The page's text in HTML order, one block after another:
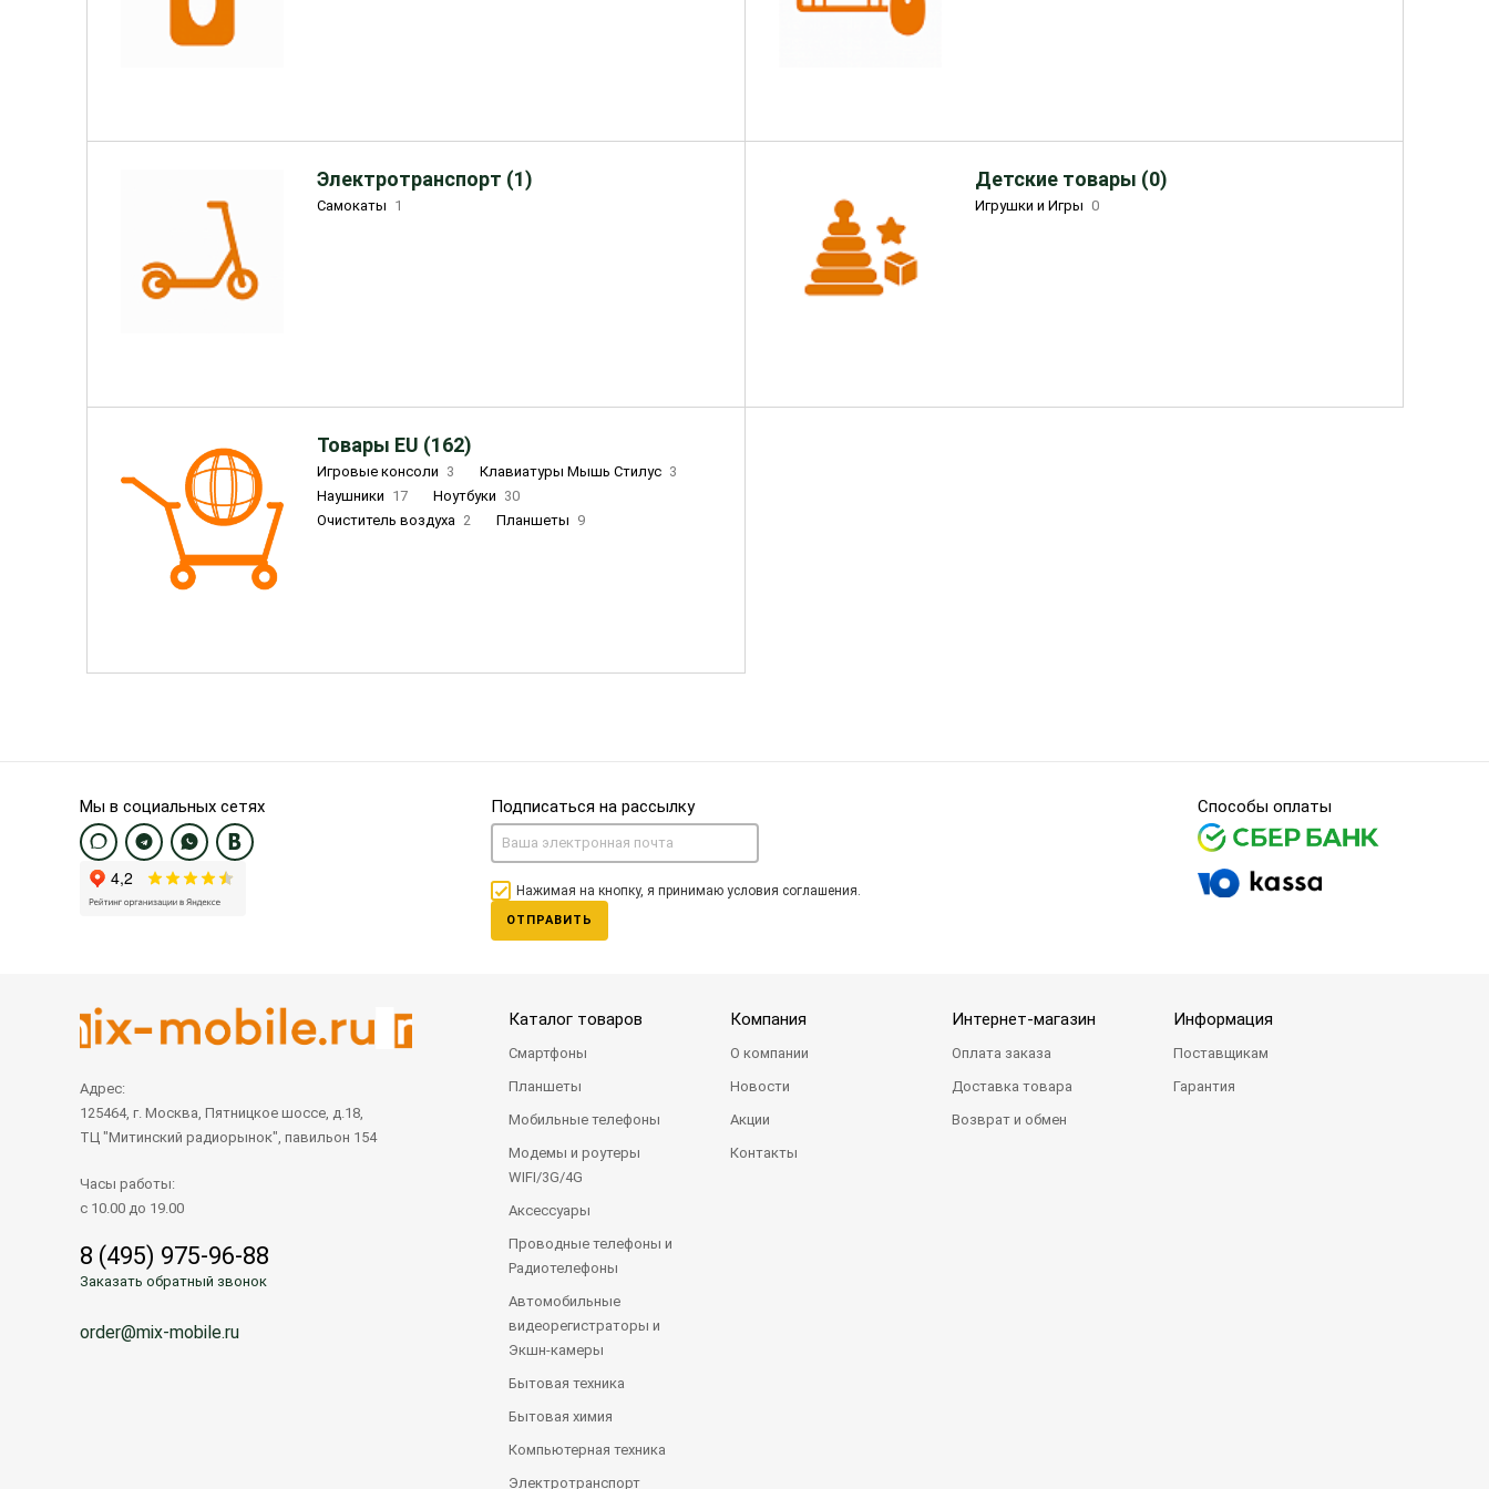
Электротранспорт (1)
Самокаты 1
Детские товары (0)
Игрушки и Игры 0
Товары EU (162)
Игровые консоли 3 Клавиатуры Мышь Стилус 3
Наушники 17 Ноутбуки 30
Очиститель воздуха 2 Планшеты 9
Мы в социальных сетях Подписаться на рассылку
Нажимая на кнопку, я принимаю условия соглашения.
ОТПРАВИТЬ
Способы оплаты
Адрес:
125464, г. Москва, Пятницкое шоссе, д.18,
ТЦ "Митинский радиорынок", павильон 154
Часы работы:
с 10.00 до 19.00
8 (495) 975-96-88
Заказать обратный звонок
order@mix-mobile.ru
Каталог товаров
Смартфоны
Планшеты
Мобильные телефоны
Модемы и роутеры
WIFI/3G/4G
Аксессуары
Проводные телефоны и
Радиотелефоны
Автомобильные
видеорегистраторы и
Экшн-камеры
Бытовая техника
Бытовая химия
Компьютерная техника
Электротранспорт
Компания
О компании
Новости
Акции
Контакты
Интернет-магазин
Оплата заказа
Доставка товара
Возврат и обмен
Информация
Поставщикам
Гарантия